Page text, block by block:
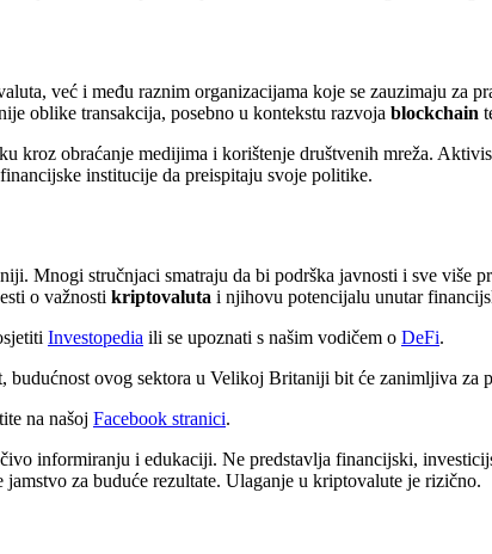
već i među raznim organizacijama koje se zauzimaju za
oblike transakcija, posebno u kontekstu razvoja blockchain
kroz obraćanje medijima i korištenje društvenih mreža.
institucije da preispitaju svoje politike.
Mnogi stručnjaci smatraju da bi podrška javnosti i sve više
o važnosti kriptovaluta i njihovu potencijalu unutar
Investopedia ili se upoznati s našim vodičem o DeFi.
ovog sektora u Velikoj Britaniji bit će zanimljiva
na našoj Facebook stranici.
informiranju i edukaciji. Ne predstavlja financijski,
za buduće rezultate. Ulaganje u kriptovalute je rizično.